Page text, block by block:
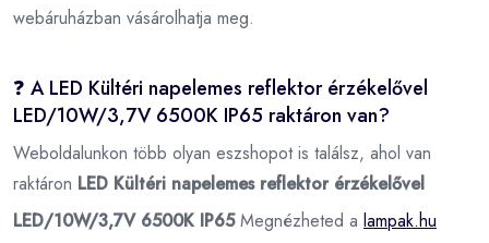
webáruházban vásárolhatja meg.
❓ A LED Kültéri napelemes reflektor érzékelővel
LED/10W/3,7V 6500K IP65 raktáron van?
Weboldalunkon több olyan eszshopot is találsz, ahol van
raktáron LED Kültéri napelemes reflektor érzékelővel
LED/10W/3,7V 6500K IP65Megnézheted a lampak.hu